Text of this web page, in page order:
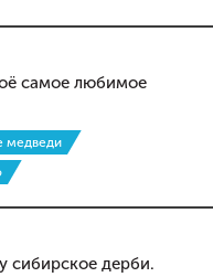
самое любимое
медведи
сибирское дерби.